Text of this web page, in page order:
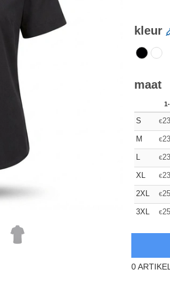
kleur
maat
S €
M €
L €
XL €
2XL €
3XL €
0